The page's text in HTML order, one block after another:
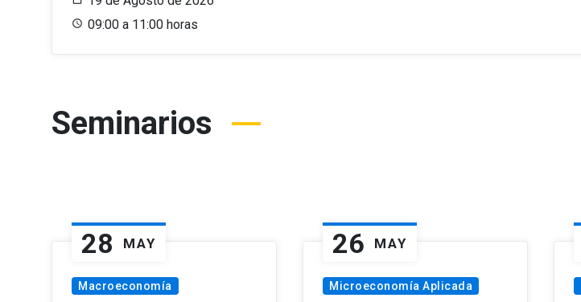
09:00 a 11:00 horas
Seminarios
28 MAY
Macroeconomía
26 MAY
Microeconomía Aplicada